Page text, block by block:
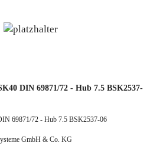
DIN 69871/72 - Hub 7.5 BSK2537-
69871/72 - Hub 7.5 BSK2537-06
GmbH & Co. KG